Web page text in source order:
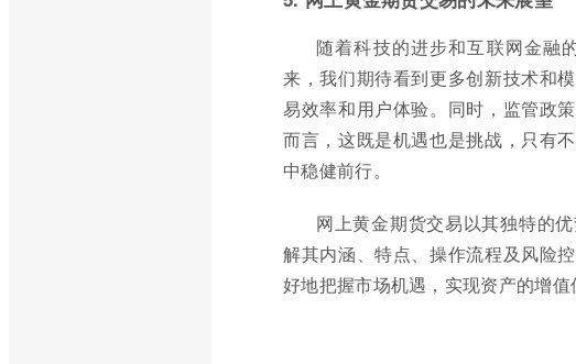
随着科技的进步和互联网金融
来，我们期待看到更多创新技术和
易效率和用户体验。同时，监管政
而言，这既是机遇也是挑战，只有
中稳健前行。
网上黄金期货交易以其独特的
解其内涵、特点、操作流程及风险
好地把握市场机遇，实现资产的增值